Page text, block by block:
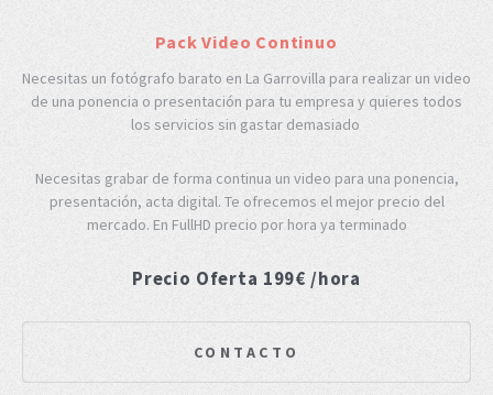
Pack Video Continuo
Necesitas un fotógrafo barato en La Garrovilla para realizar un video
de una ponencia o presentación para tu empresa y quieres todos
los servicios sin gastar demasiado
Necesitas grabar de forma continua un video para una ponencia,
presentación, acta digital. Te ofrecemos el mejor precio del
mercado. En FullHD precio por hora ya terminado
Precio Oferta 199€ /hora
CONTACTO